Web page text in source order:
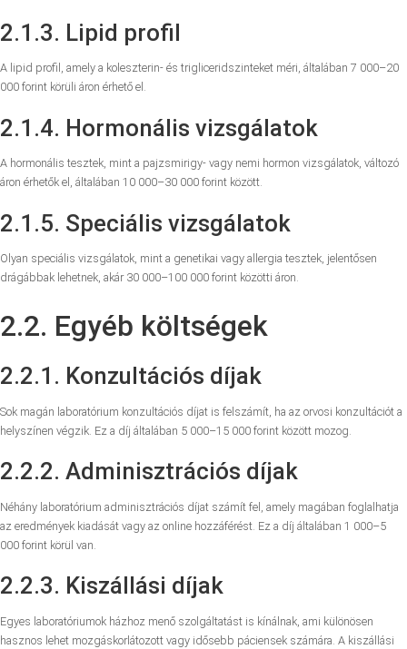
2.1.3. Lipid profil
A lipid profil, amely a koleszterin- és trigliceridszinteket méri, általában 7 000–20
000 forint körüli áron érhető el.
2.1.4. Hormonális vizsgálatok
A hormonális tesztek, mint a pajzsmirigy- vagy nemi hormon vizsgálatok, változó
áron érhetők el, általában 10 000–30 000 forint között.
2.1.5. Speciális vizsgálatok
Olyan speciális vizsgálatok, mint a genetikai vagy allergia tesztek, jelentősen
drágábbak lehetnek, akár 30 000–100 000 forint közötti áron.
2.2. Egyéb költségek
2.2.1. Konzultációs díjak
Sok magán laboratórium konzultációs díjat is felszámít, ha az orvosi konzultációt a
helyszínen végzik. Ez a díj általában 5 000–15 000 forint között mozog.
2.2.2. Adminisztrációs díjak
Néhány laboratórium adminisztrációs díjat számít fel, amely magában foglalhatja
az eredmények kiadását vagy az online hozzáférést. Ez a díj általában 1 000–5
000 forint körül van.
2.2.3. Kiszállási díjak
Egyes laboratóriumok házhoz menő szolgáltatást is kínálnak, ami különösen
hasznos lehet mozgáskorlátozott vagy idősebb páciensek számára. A kiszállási